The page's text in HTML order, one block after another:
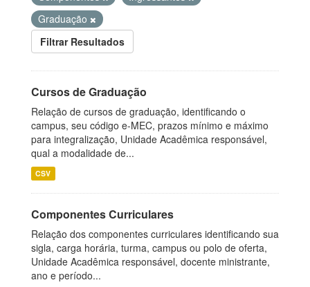
Graduação
Filtrar Resultados
Cursos de Graduação
Relação de cursos de graduação, identificando o
campus, seu código e-MEC, prazos mínimo e máximo
para integralização, Unidade Acadêmica responsável,
qual a modalidade de...
CSV
Componentes Curriculares
Relação dos componentes curriculares identificando sua
sigla, carga horária, turma, campus ou polo de oferta,
Unidade Acadêmica responsável, docente ministrante,
ano e período...